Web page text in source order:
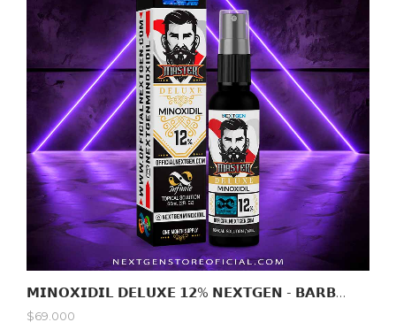
𝗠𝗜𝗡𝗢𝗫𝗜𝗗𝗜𝗟 𝗗𝗘𝗟𝗨𝗫𝗘 𝟭𝟮% 𝗡𝗘𝗫𝗧𝗚𝗘𝗡 - 𝗕𝗔𝗥𝗕𝗔 & 𝗖𝗔𝗕𝗘𝗟𝗟𝗢 /𝟲𝟬𝗠𝗟
$69.000